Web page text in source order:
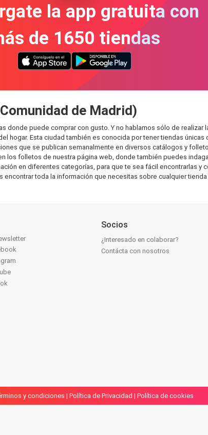
la app gratuita con
de 1650 tiendas
de Madrid)
donde puede comprar con gusto. Y no hablamos sólo de
hogar. Esta ciudad también es conocida por tener tiendas
que se publican semanalmente en diversos catálogos y
folletos de nuestra página web, donde también puedes
en diferentes categorías, para que te sea fácil encontrarlas y
toda la información que necesitas sobre cualquier
Socios
¿Interesado en colaborar?
Contácta con nosotros
y condiciones | Política de Privacidad | Política de cookies